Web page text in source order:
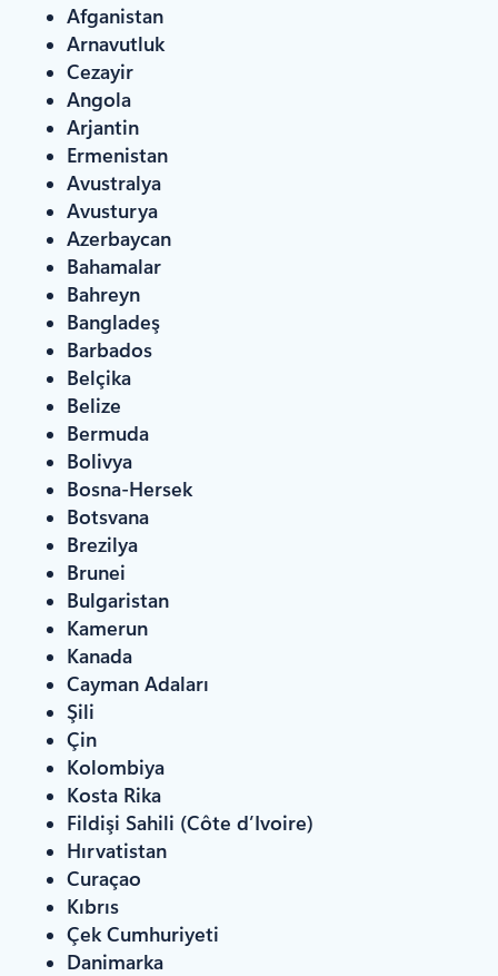
Afganistan
Arnavutluk
Cezayir
Angola
Arjantin
Ermenistan
Avustralya
Avusturya
Azerbaycan
Bahamalar
Bahreyn
Bangladeş
Barbados
Belçika
Belize
Bermuda
Bolivya
Bosna-Hersek
Botsvana
Brezilya
Brunei
Bulgaristan
Kamerun
Kanada
Cayman Adaları
Şili
Çin
Kolombiya
Kosta Rika
Fildişi Sahili (Côte d’Ivoire)
Hırvatistan
Curaçao
Kıbrıs
Çek Cumhuriyeti
Danimarka